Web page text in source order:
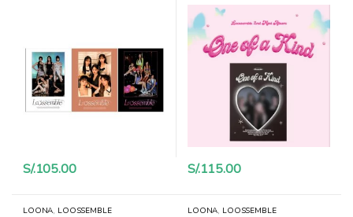
S/.105.00 S/.115.00
LOONA, LOOSSEMBLE LOONA, LOOSSEMBLE